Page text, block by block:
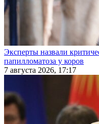
Эксперты назвали
папилломатоза у коров
7 августа 2026, 17:17